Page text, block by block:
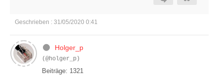
Geschrieben : 31/05/2020 0:41
Holger_p
(@holger_p)
Beiträge: 1321